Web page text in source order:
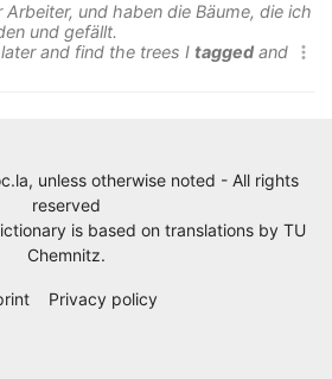
und haben die Bäume, die ich
und gefällt.

and find the trees I tagged and
unless otherwise noted - All rights
reserved
is based on translations by TU
Chemnitz.
Privacy policy